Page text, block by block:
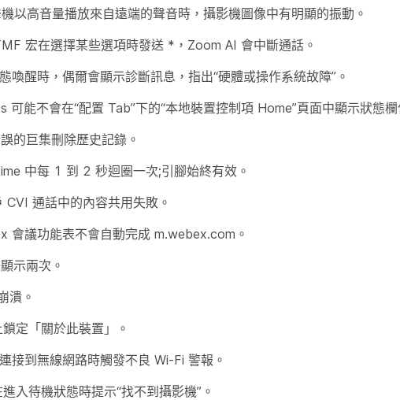
高音量播放來自遠端的聲音時，攝影機圖像中有明顯的振動。
宏在選擇某些選項時發送 *，Zoom AI 會中斷通話。
醒時，偶爾會顯示診斷訊息，指出“硬體或操作系統故障”。
能不會在“配置 Tab”下的“本地裝置控制項 Home”頁面中顯示狀態
的巨集刪除歷史記錄。
中每 1 到 2 秒迴圈一次;引腳始終有效。
通話中的內容共用失敗。
議功能表不會自動完成 m.webex.com。
示兩次。
潰。
定「關於此裝置」。
到無線網路時觸發不良 Wi-Fi 警報。
待機狀態時提示“找不到攝影機”。